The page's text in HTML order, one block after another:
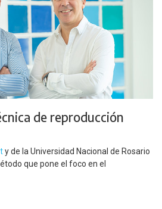
de reproducción
y de la Universidad Nacional de Rosario
que pone el foco en el